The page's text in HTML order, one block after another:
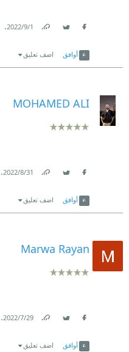
1‏/9‏/2022
.
أوافق اضف تعليق
MOHAMED ALI
31‏/8‏/2022
.
أوافق اضف تعليق
Marwa Rayan
29‏/7‏/2022
.
أوافق اضف تعليق